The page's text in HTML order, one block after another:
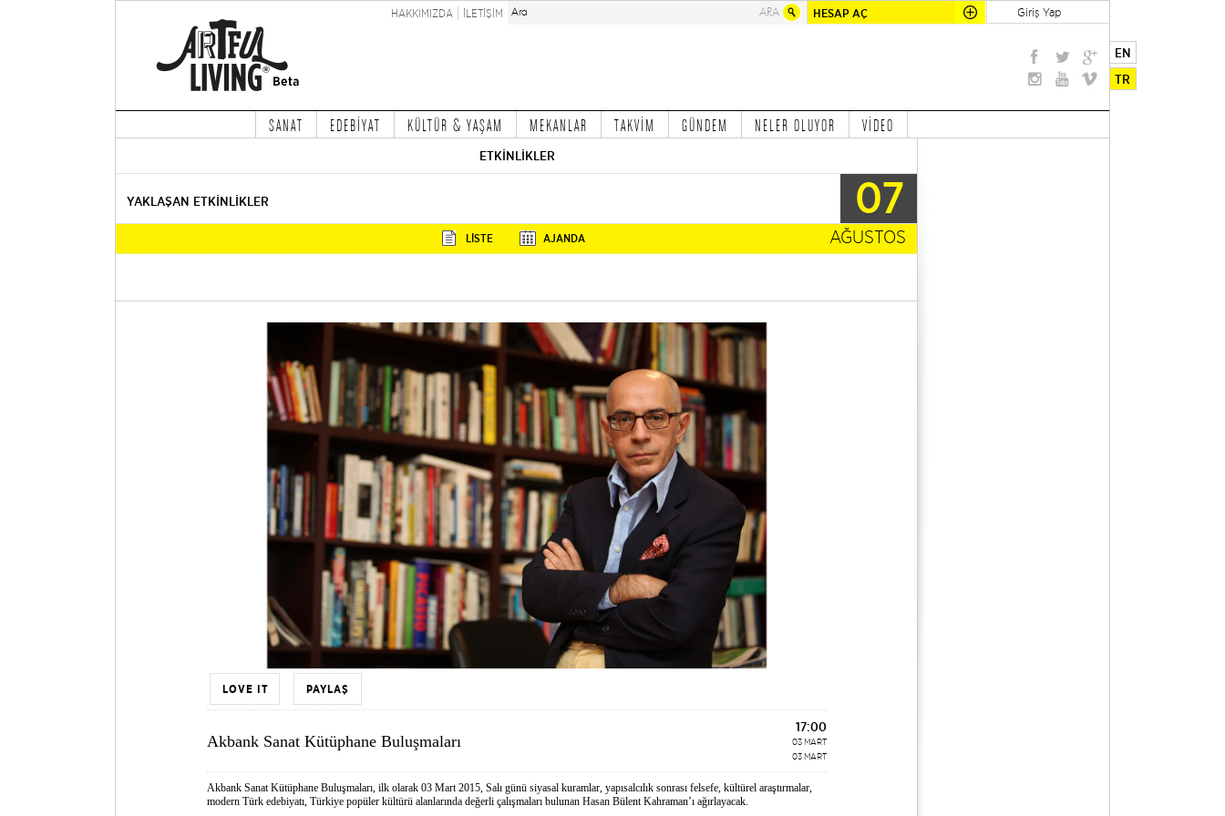
HESAP AÇ Giriş Yap
HAKKIMIZDA İLETİŞİM
EN
TR
SANAT EDEBİYAT KÜLTÜR & YAŞAM MEKANLAR TAKVİM GÜNDEM NELER OLUYOR VİDEO
ETKİNLİKLER
YAKLAŞAN ETKİNLİKLER 07
LİSTE AJANDA AĞUSTOS
LOVE IT PAYLAŞ
Akbank Sanat Kütüphane Buluşmaları
17:00
03 MART
03 MART
Akbank Sanat Kütüphane Buluşmaları, ilk olarak 03 Mart 2015, Salı günü siyasal kuramlar, yapısalcılık sonrası felsefe, kültürel araştırmalar,
modern Türk edebiyatı, Türkiye popüler kültürü alanlarında değerli çalışmaları bulunan Hasan Bülent Kahraman’ı ağırlayacak.